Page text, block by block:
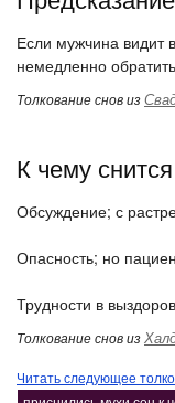
Если мужчина видит
немедленно
Толкование снов из
К чему
Обсуждение; с
Опасность; но
Трудности в
Толкование снов из
Читать следующее